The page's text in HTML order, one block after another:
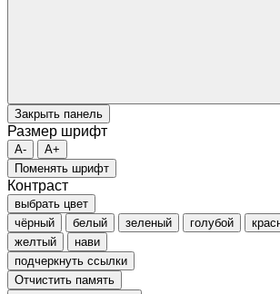
Закрыть панель
Размер шрифт
A-
A+
Поменять шрифт
Контраст
выбрать цвет
чёрный
белый зеленый голубой
желтый
нави
подчеркнуть ссылки
Отчистить память